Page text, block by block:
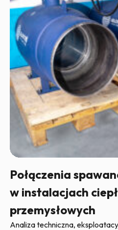
Połączenia
w instalacjach
przemysłowych
Analiza techniczna,